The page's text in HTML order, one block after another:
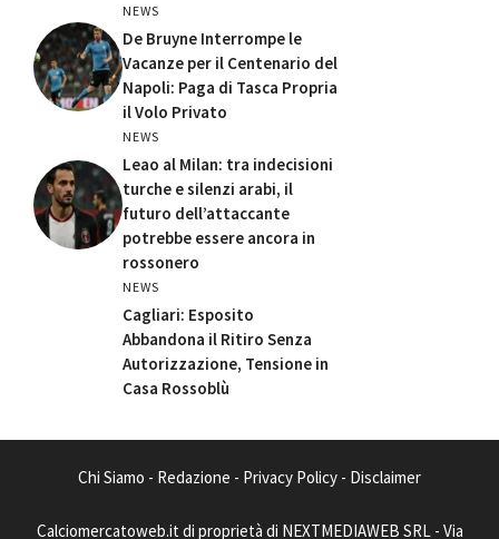
NEWS
De Bruyne Interrompe le
Vacanze per il Centenario del
Napoli: Paga di Tasca Propria
il Volo Privato
NEWS
Leao al Milan: tra indecisioni
turche e silenzi arabi, il
futuro dell’attaccante
potrebbe essere ancora in
rossonero
NEWS
Cagliari: Esposito
Abbandona il Ritiro Senza
Autorizzazione, Tensione in
Casa Rossoblù
Chi Siamo - Redazione - Privacy Policy - Disclaimer
Calciomercatoweb.it di proprietà di NEXTMEDIAWEB SRL - Via